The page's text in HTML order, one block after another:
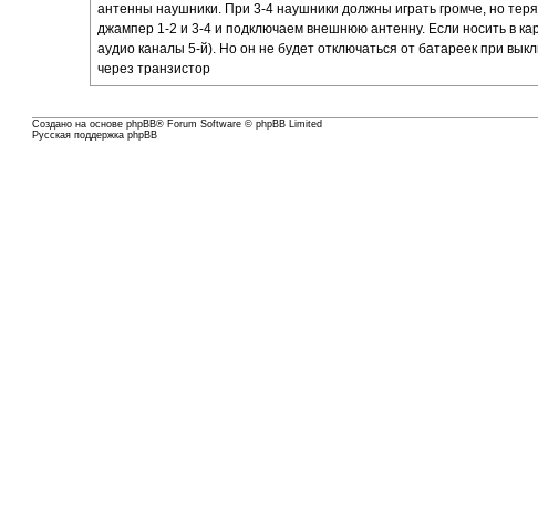
антенны наушники. При 3-4 наушники должны играть громче, но
джампер 1-2 и 3-4 и подключаем внешнюю антенну. Если носить в
аудио каналы 5-й). Но он не будет отключаться от батареек при
через транзистор
Создано на основеphpBB® Forum Software © phpBB Limited
Русская поддержка phpBB